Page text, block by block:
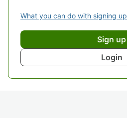
What you can do with signing up
Sign up
Login